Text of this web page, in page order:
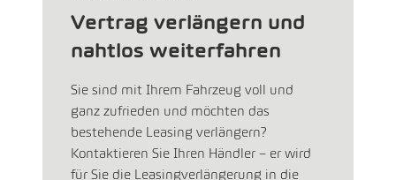
Vertrag verlängern und
nahtlos weiterfahren
Sie sind mit Ihrem Fahrzeug voll und
ganz zufrieden und möchten das
bestehende Leasing verlängern?
Kontaktieren Sie Ihren Händler – er wird
für Sie die Leasingverlängerung in die